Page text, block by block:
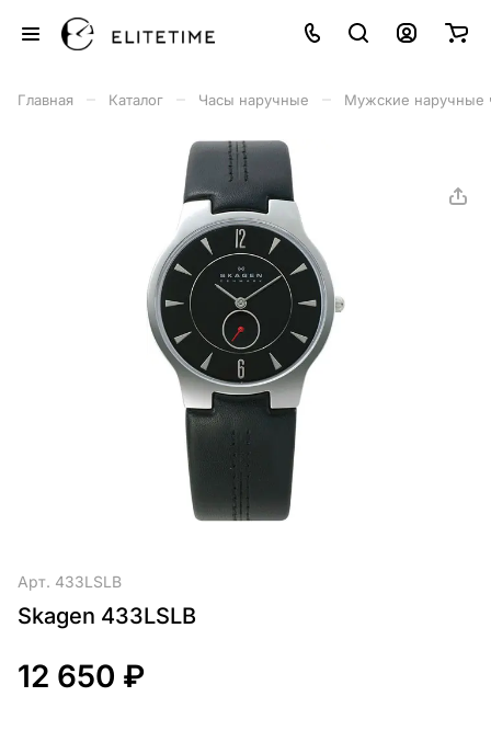
Главная Каталог Часы наручные Мужские наручные
Арт. 433LSLB
Skagen 433LSLB
12 650 ₽